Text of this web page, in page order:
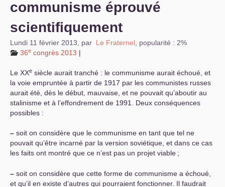
communisme éprouvé
scientifiquement
Lundi 11 février 2013 par Le Fraternel popularité : 2%
36e congrès 2013 |
Le XXe siècle aurait tranché : le communisme aurait échoué, et
la voie empruntée à partir de 1917 par les communistes russes
aurait été, dès le début, mauvaise, et ne pouvait qu’aboutir au
stalinisme et à l’effondrement de 1991. Deux conséquences
possibles :
– soit on considère que le communisme en tant que tel ne
pouvait qu’être incarné par la version soviétique, et dans ce cas
les faits ont montré que ce n’est pas un projet viable ;
– soit on considère que cette forme de communisme a échoué,
et qu’il en existe d’autres qui pourraient fonctionner. Il faudrait